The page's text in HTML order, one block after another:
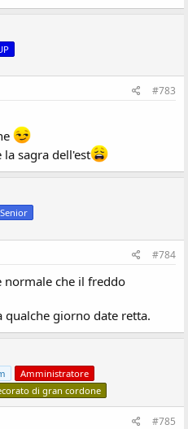
#783
sagra dell'est
#784
normale che il freddo
giorno date retta.
Amministratore
di gran cordone
#785